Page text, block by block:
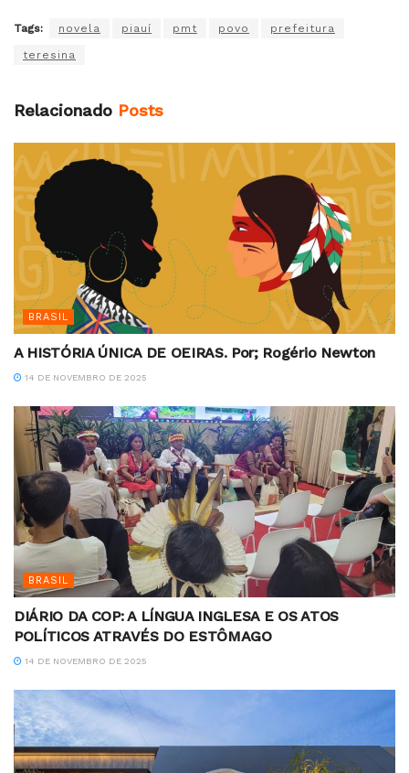
Tags: novela piauí pmt povo prefeitura
teresina
Relacionado Posts
BRASIL
A HISTÓRIA ÚNICA DE OEIRAS. Por; Rogério Newton
14 DE NOVEMBRO DE 2025
BRASIL
DIÁRIO DA COP: A LÍNGUA INGLESA E OS ATOS
POLÍTICOS ATRAVÉS DO ESTÔMAGO
14 DE NOVEMBRO DE 2025